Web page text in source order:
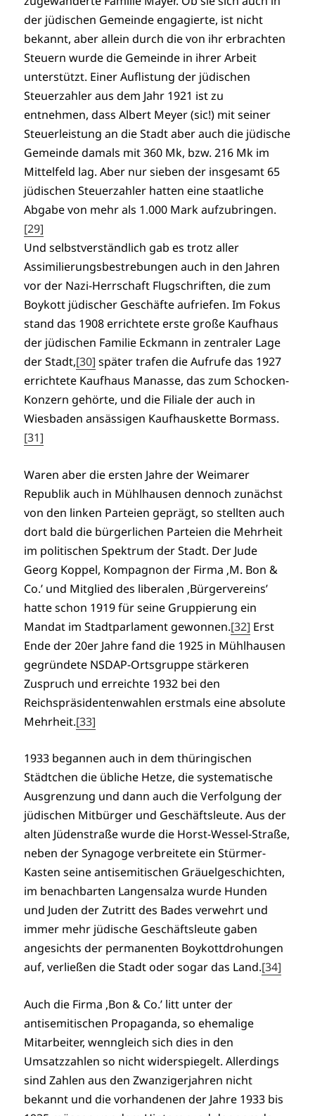
der jüdischen Gemeinde engagierte, ist nicht
bekannt, aber allein durch die von ihr erbrachten
Steuern wurde die Gemeinde in ihrer Arbeit
unterstützt. Einer Auflistung der jüdischen
Steuerzahler aus dem Jahr 1921 ist zu
entnehmen, dass Albert Meyer (sic!) mit seiner
Steuerleistung an die Stadt aber auch die jüdische
Gemeinde damals mit 360 Mk, bzw. 216 Mk im
Mittelfeld lag. Aber nur sieben der insgesamt 65
jüdischen Steuerzahler hatten eine staatliche
Abgabe von mehr als 1.000 Mark aufzubringen.
[29]
Und selbstverständlich gab es trotz aller
Assimilierungsbestrebungen auch in den Jahren
vor der Nazi-Herrschaft Flugschriften, die zum
Boykott jüdischer Geschäfte aufriefen. Im Fokus
stand das 1908 errichtete erste große Kaufhaus
der jüdischen Familie Eckmann in zentraler Lage
der Stadt,[30] später trafen die Aufrufe das 1927
errichtete Kaufhaus Manasse, das zum Schocken-
Konzern gehörte, und die Filiale der auch in
Wiesbaden ansässigen Kaufhauskette Bormass.
[31]
Waren aber die ersten Jahre der Weimarer
Republik auch in Mühlhausen dennoch zunächst
von den linken Parteien geprägt, so stellten auch
dort bald die bürgerlichen Parteien die Mehrheit
im politischen Spektrum der Stadt. Der Jude
Georg Koppel, Kompagnon der Firma ‚M. Bon &
Co.’ und Mitglied des liberalen ‚Bürgervereins’
hatte schon 1919 für seine Gruppierung ein
Mandat im Stadtparlament gewonnen.[32] Erst
Ende der 20er Jahre fand die 1925 in Mühlhausen
gegründete NSDAP-Ortsgruppe stärkeren
Zuspruch und erreichte 1932 bei den
Reichspräsidentenwahlen erstmals eine absolute
Mehrheit.[33]
1933 begannen auch in dem thüringischen
Städtchen die übliche Hetze, die systematische
Ausgrenzung und dann auch die Verfolgung der
jüdischen Mitbürger und Geschäftsleute. Aus der
alten Jüdenstraße wurde die Horst-Wessel-Straße,
neben der Synagoge verbreitete ein Stürmer-
Kasten seine antisemitischen Gräuelgeschichten,
im benachbarten Langensalza wurde Hunden
und Juden der Zutritt des Bades verwehrt und
immer mehr jüdische Geschäftsleute gaben
angesichts der permanenten Boykottdrohungen
auf, verließen die Stadt oder sogar das Land.[34]
Auch die Firma ‚Bon & Co.’ litt unter der
antisemitischen Propaganda, so ehemalige
Mitarbeiter, wenngleich sich dies in den
Umsatzzahlen so nicht widerspiegelt. Allerdings
sind Zahlen aus den Zwanzigerjahren nicht
bekannt und die vorhandenen der Jahre 1933 bis